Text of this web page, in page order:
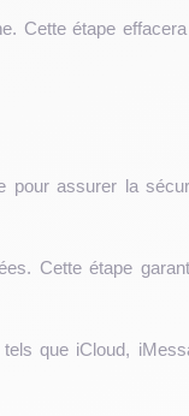
Cette étape
pour assurer la
Cette étape
que iCloud,